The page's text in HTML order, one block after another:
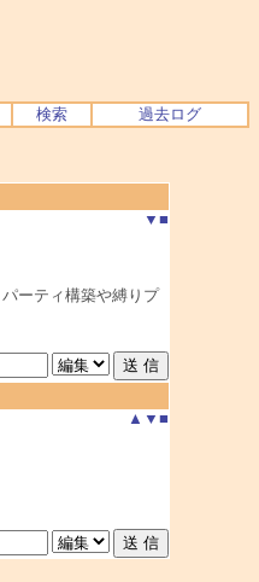
検索 過去ログ
▼ ■
ーティ構築や縛りプ
▲ ▼ ■